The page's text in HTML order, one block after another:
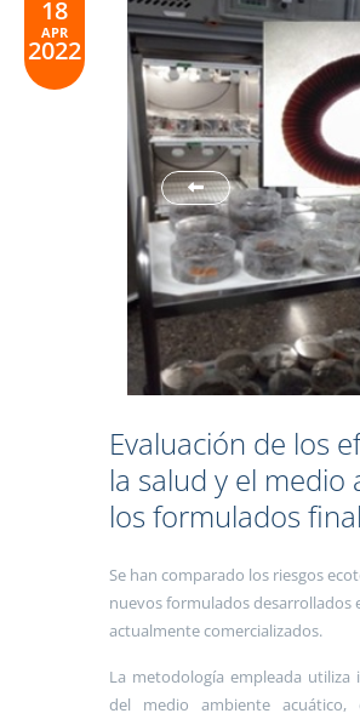
18
APR
2022
Evaluación de los
la salud y el medio
los formulados
Se han comparado los riesgos
nuevos formulados desarrollados
actualmente comercializados.
La metodología empleada utiliza
del medio ambiente